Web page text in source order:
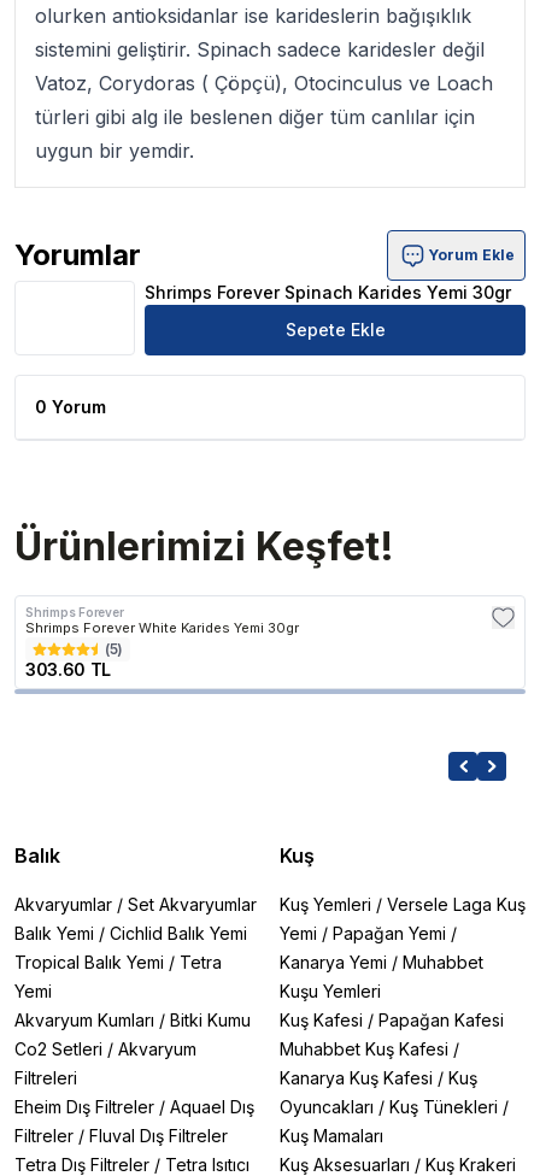
olurken antioksidanlar ise karideslerin bağışıklık
sistemini geliştirir. Spinach sadece karidesler değil
Vatoz, Corydoras ( Çöpçü), Otocinculus ve Loach
türleri gibi alg ile beslenen diğer tüm canlılar için
uygun bir yemdir.
Yorumlar
Shrimps Forever Spinach Karides Yemi 30gr Ürün
Yorum Ekle
Shrimps Forever Spinach Karides Yemi 30gr
Sepete Ekle
0 Yorum
Ürünlerimizi Keşfet!
Shrimps Forever
Shrimps Forever White Karides Yemi 30gr
(5)
303.60 TL
Balık
Akvaryumlar / Set Akvaryumlar
Balık Yemi / Cichlid Balık Yemi
Tropical Balık Yemi / Tetra
Yemi
Akvaryum Kumları / Bitki Kumu
Co2 Setleri / Akvaryum
Filtreleri
Eheim Dış Filtreler / Aquael Dış
Filtreler / Fluval Dış Filtreler
Tetra Dış Filtreler / Tetra Isıtıcı
Kuş
Kuş Yemleri / Versele Laga Kuş
Yemi / Papağan Yemi /
Kanarya Yemi / Muhabbet
Kuşu Yemleri
Kuş Kafesi / Papağan Kafesi
Muhabbet Kuş Kafesi /
Kanarya Kuş Kafesi / Kuş
Oyuncakları / Kuş Tünekleri /
Kuş Mamaları
Kuş Aksesuarları / Kuş Krakeri